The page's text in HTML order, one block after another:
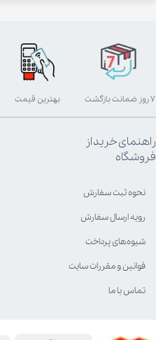
بهترین قیمت ۷ روز ضمانت بازگشت
راهنمای خرید از
فروشگاه
نحوه ثبت سفارش
رویه ارسال سفارش
شیوه‌های پرداخت
قوانین و مقررات سایت
تماس با ما